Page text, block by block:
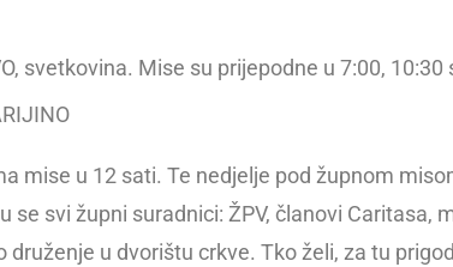
svetkovina. Mise su prijepodne u 7:00,
mise u 12 sati. Te nedjelje pod župnom
se svi župni suradnici: ŽPV, članovi Caritasa,
u dvorištu crkve. Tko želi, za tu